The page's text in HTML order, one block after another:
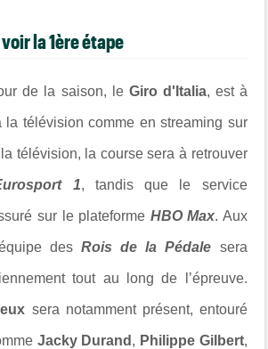
la 1ère étape
de la saison, le Giro d'Italia, est à
la télévision comme en streaming sur
télévision, la course sera à retrouver
1, tandis que le service
sur le plateforme HBO Max. Aux
des Rois de la Pédale sera
tout au long de l’épreuve.
sera notamment présent, entouré
Jacky Durand , Philippe Gilbert,